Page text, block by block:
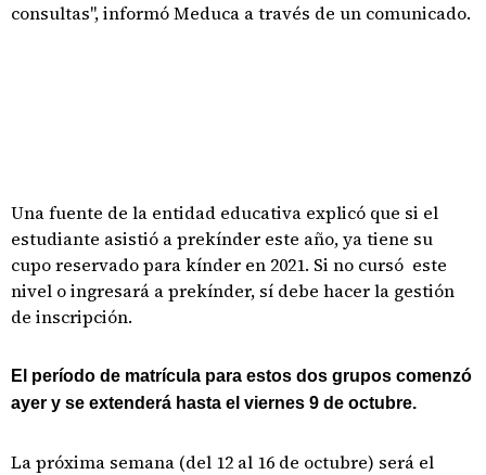
consultas", informó Meduca a través de un comunicado.
Una fuente de la entidad educativa explicó que si el
estudiante asistió a prekínder este año, ya tiene su
cupo reservado para kínder en 2021. Si no cursó este
nivel o ingresará a prekínder, sí debe hacer la gestión
de inscripción.
El período de matrícula para estos dos grupos comenzó
ayer y se extenderá hasta el viernes 9 de octubre.
La próxima semana (del 12 al 16 de octubre) será el